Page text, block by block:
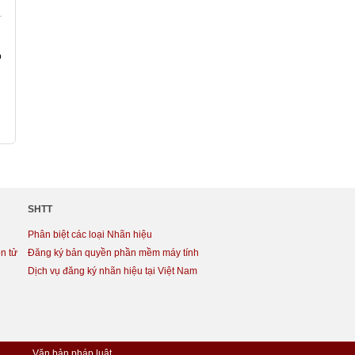
tử
SHTT
Phân biệt các loại Nhãn hiệu
Đăng ký bản quyền phần mềm máy tính
Dịch vụ đăng ký nhãn hiệu tại Việt Nam